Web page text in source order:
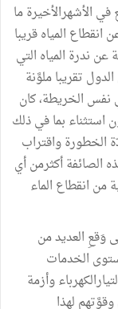
الأشهرالأخيرة ما
المياه قريبا
عن ندرة المياه التي
تقريبا ملوَّنة
نفس الخريطة، كان
استثناء بما في ذلك
الخطورة واقتراب
الصائفة أكثرمن أي
انقطاع الماء
وَقعِ العديد من
الخدمات
وأزمة
لهذا